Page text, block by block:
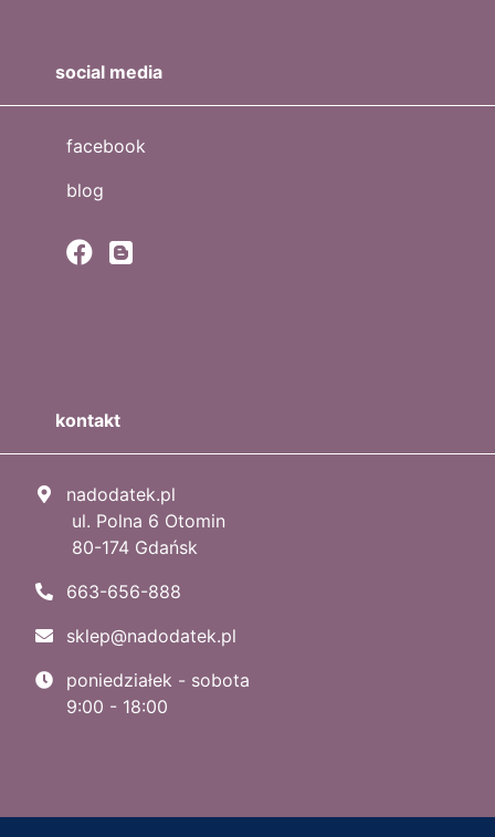
social media
facebook
blog
kontakt
nadodatek.pl
ul. Polna 6 Otomin
80-174 Gdańsk
663-656-888
sklep@nadodatek.pl
poniedziałek - sobota
9:00 - 18:00